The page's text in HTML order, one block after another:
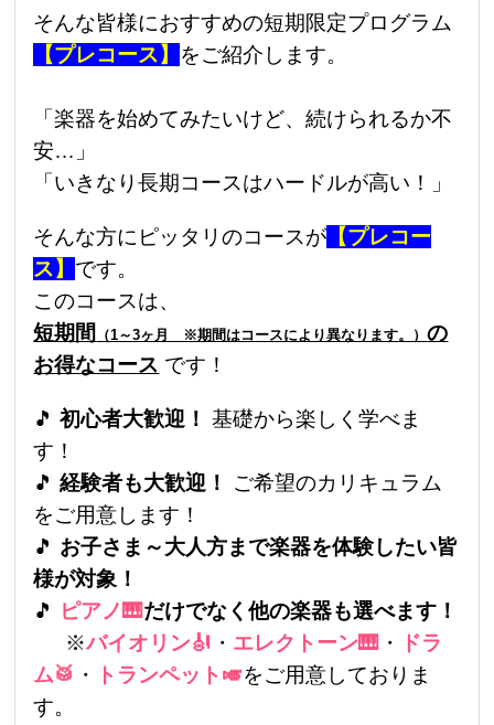
そんな皆様におすすめの短期限定プログラム
【プレコース】 をご紹介します。
「楽器を始めてみたいけど、続けられるか不
安…」
「いきなり長期コースはハードルが高い！」
そんな方にピッタリのコースが 【プレコー
ス】 です。
このコースは、
短期間
（1～3ヶ月 ※期間はコースにより異なります。）の
お得なコース です！
🎵初心者大歓迎！ 基礎から楽しく学べま
す！
🎵経験者も大歓迎！
ご希望のカリキュラム
をご用意します！
🎵 お子さま～大人方まで楽器を体験したい皆
様が対象！
🎵
ピアノ🎹だけでなく他の楽器も選べます！
※バイオリン🎻 ・ エレクトーン🎹 ・
ドラ
ム🥁 ・ トランペット🎺をご用意しておりま
す。